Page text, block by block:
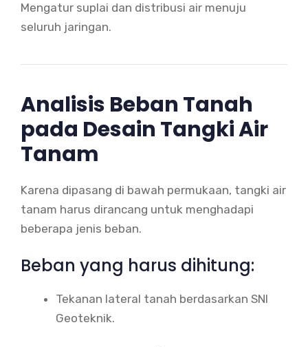
Mengatur suplai dan distribusi air menuju
seluruh jaringan.
Analisis Beban Tanah
pada Desain Tangki Air
Tanam
Karena dipasang di bawah permukaan, tangki air
tanam harus dirancang untuk menghadapi
beberapa jenis beban.
Beban yang harus dihitung:
Tekanan lateral tanah berdasarkan SNI
Geoteknik.